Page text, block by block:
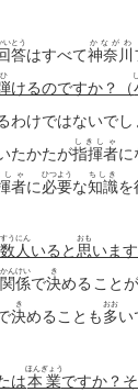
答
いとう
はすべて神奈川
かながわ
ひ
けるのですか？（
わけではないで
たかたが指揮者
しきしゃ
に
者
しゃ
に必要
ひつよう
な知識
ちしき
を
人
うにん
いると 思
おも
います
関係
かんけい
で決
き
めることが
決
き
めることも多
おお
い
は本業
ほんぎょう
ですか？